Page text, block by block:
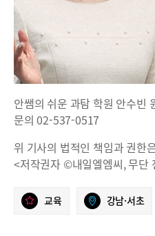
안쌤의 쉬운 과탐 학원 안수빈
문의 02-537-0517
위 기사의 법적인 책임과 권한
<저작권자 ©내일엘엠씨, 무단
교육 강남·서초